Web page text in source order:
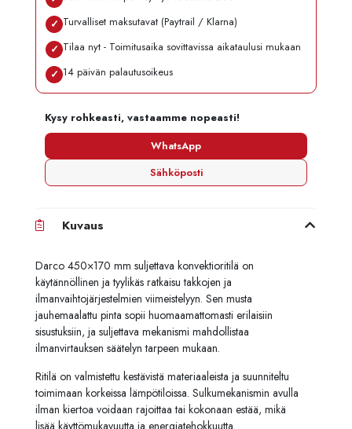
✓ Turvalliset maksutavat (Paytrail / Klarna)
✓ Tilaa nyt - Toimitusaika sovittavissa aikataulusi mukaan
✓ 14 päivän palautusoikeus
Kysy rohkeasti, vastaamme nopeasti!
WhatsApp
Sähköposti
Kuvaus
Darco 450×170 mm suljettava konvektioritilä on
käytännöllinen ja tyylikäs ratkaisu takkojen ja
ilmanvaihtojärjestelmien viimeistelyyn. Sen musta
jauhemaalattu pinta sopii huomaamattomasti erilaisiin
sisustuksiin, ja suljettava mekanismi mahdollistaa
ilmanvirtauksen säätelyn tarpeen mukaan.
Ritilä on valmistettu kestävistä materiaaleista ja suunniteltu
toimimaan korkeissa lämpötiloissa. Sulkumekanismin avulla
ilman kiertoa voidaan rajoittaa tai kokonaan estää, mikä